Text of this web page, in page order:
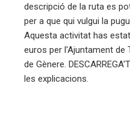
descripció de la ruta es
per a que qui vulgui la
Aquesta activitat has
euros per l'Ajuntament de
de Gènere.
les explicacions.